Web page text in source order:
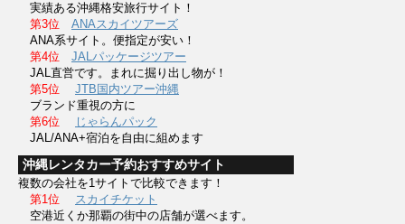
実績ある沖縄格安旅行サイト！
第3位
ANAスカイツアーズ
ANA系サイト。便指定が安い！
第4位
JALパッケージツアー
JAL直営です。まれに掘り出し物が！
第5位
JTB国内ツアー沖縄
ブランド重視の方に
第6位
じゃらんパック
JAL/ANA+宿泊を自由に組めます
沖縄レンタカー予約おすすめサイト
複数の会社を1サイトで比較できます！
第1位
スカイチケット
空港近くか那覇の街中の店舗が選べます。